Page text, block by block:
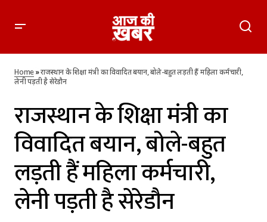
कर्मचारी, लेनी पड़ती है सेरेडौन
Home»राजस्थान के शिक्षा मंत्री का विवादित बयान, बोले-बहुत लड़ती हैं महिला कर्मचारी,
लेनी पड़ती है सेरेडौन
राजस्थान के शिक्षा मंत्री का
विवादित बयान, बोले-बहुत
लड़ती हैं महिला कर्मचारी,
लेनी पड़ती है सेरेडौन